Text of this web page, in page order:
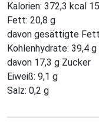
Kalorien: 372,3 kcal
Fett: 20,8 g
davon gesättigte
Kohlenhydrate: 39,4 g
davon 17,3 g Zucker
Eiweiß: 9,1 g
Salz: 0,2 g